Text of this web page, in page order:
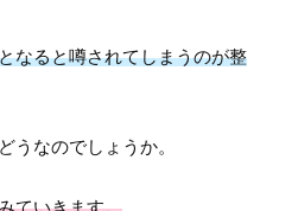
なると噂されてしまうのが整
うなのでしょうか。
ていきます。